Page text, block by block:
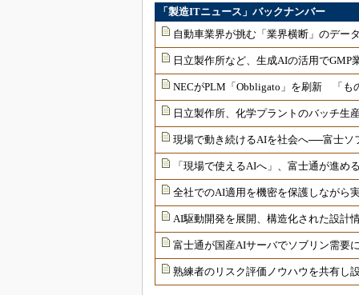
「製造ITニュース」バックナンバー
自動車業界が挑む「業界横断」のデ
日立製作所など、生成AIの活用で
NECがPLM「Obbligato」を刷新 「も
日立製作所、化学プラントのバッチ生
現場で動き続けるAIを社会へ──富士ソ
「現場で使えるAIへ」、富士通が進め
全社でのAI適用を機密を保護しながら
AI駆動開発を展開、構造化された設計
富士通が国産AIサーバでソブリン需要
熟練者のリスク評価ノウハウを共有し